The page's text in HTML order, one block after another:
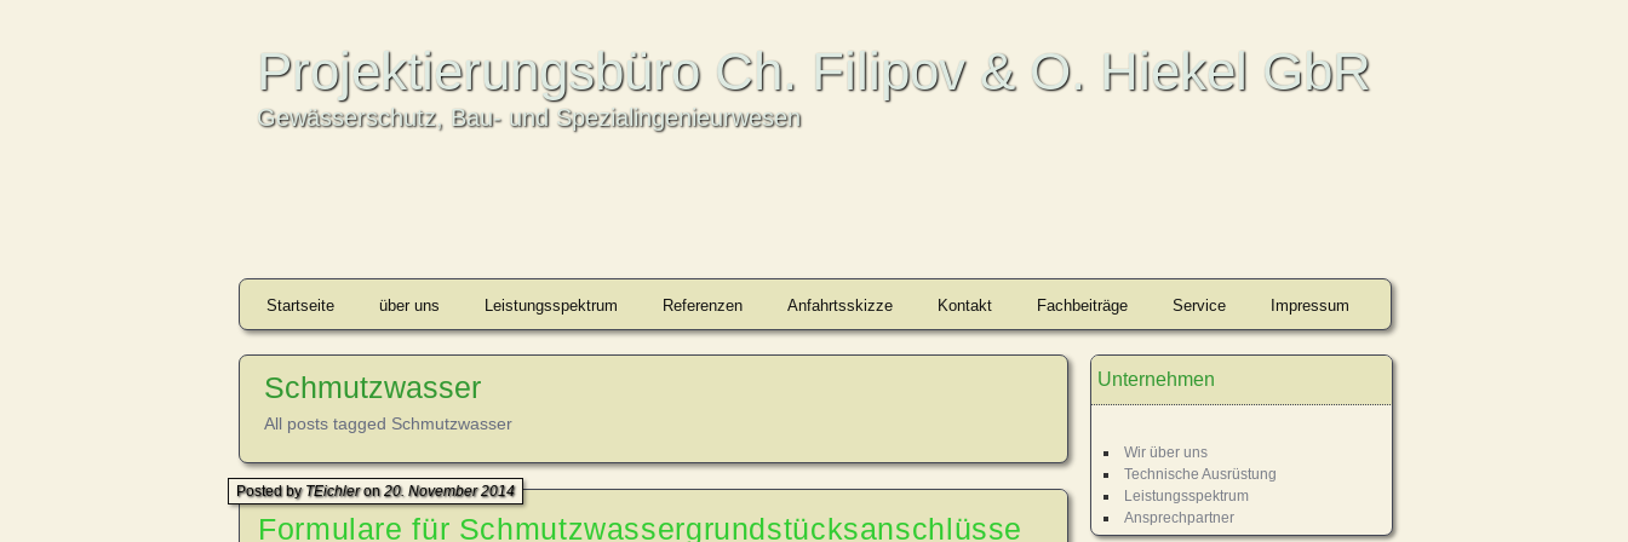
Projektierungsbüro Ch. Filipov & O. Hiekel GbR
Gewässerschutz, Bau- und Spezialingenieurwesen
Startseite über uns Leistungsspektrum Referenzen Anfahrtsskizze Kontakt Fachbeiträge Service Impressum
Schmutzwasser
All posts tagged Schmutzwasser
Formulare für Schmutzwassergrundstücksanschlüsse
Posted byTEichleron20. November 2014
Unternehmen
Wir über uns
Technische Ausrüstung
Leistungsspektrum
Ansprechpartner